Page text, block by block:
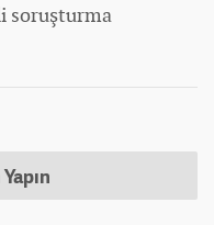
soruşturma